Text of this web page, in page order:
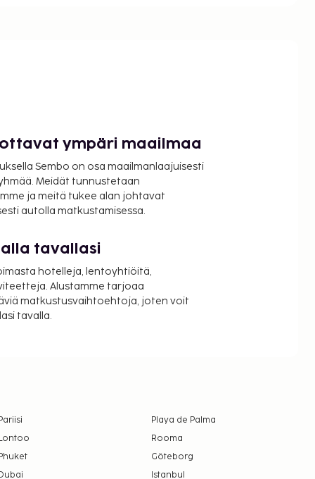
ympäri maailmaa
Sembo on osa maailmanlaajuisesti
Meidät tunnustetaan
ja meitä tukee alan johtavat
autolla matkustamisessa.
tavallasi
hotelleja, lentoyhtiöitä,
Alustamme tarjoaa
matkustusvaihtoehtoja, joten voit
tavalla.
Playa de Palma
Rooma
Göteborg
Istanbul